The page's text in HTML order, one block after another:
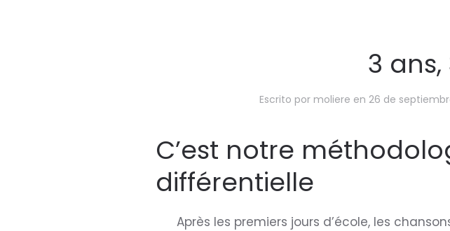
3
Escrito por moliere en 26 de
C’est notre
différentielle
Après les premiers jours d’école, les